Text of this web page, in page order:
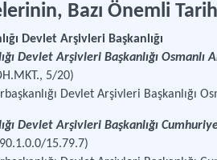
Bazı Önemli
Devlet Arşivleri Başkanlığı
Devlet Arşivleri Başkanlığı Osmanlı
5/20)
Devlet Arşivleri Başkanlığı
Devlet Arşivleri Başkanlığı
15.79.7)